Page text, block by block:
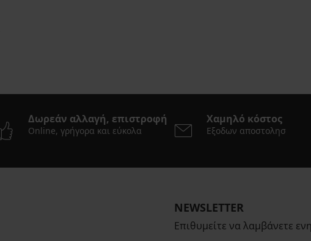
Δωρεάν αλλαγή, επιστροφή
Online, γρήγορα και εύκολα
Χαμηλό κόστος
Εξοδων αποστολησ
NEWSLETTER
Επιθυμείτε να λαμβάνετε